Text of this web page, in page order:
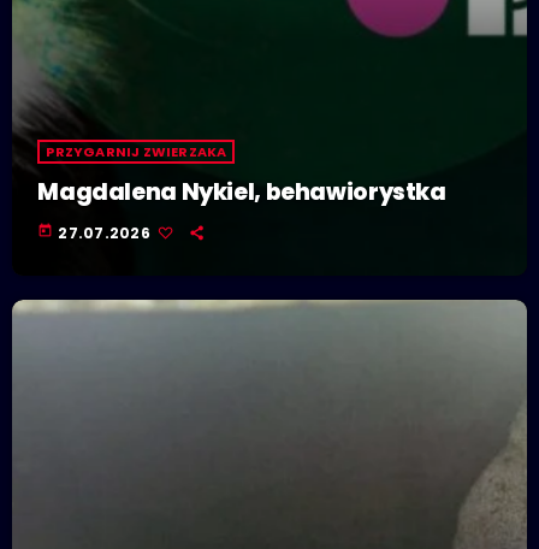
PRZYGARNIJ ZWIERZAKA
Magdalena Nykiel, behawiorystka
today 27.07.2026